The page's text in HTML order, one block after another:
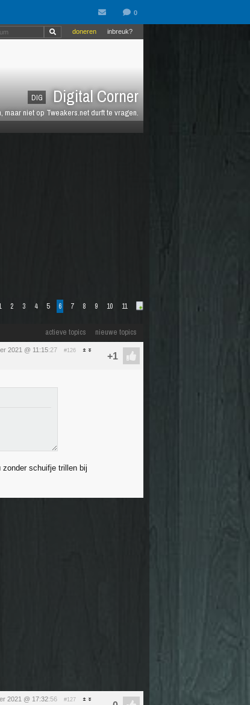
DIG Digital Corner
niet op Tweakers.net durft te vragen.
inbreuk?
doneren
2 3 4 5 6 7 8 9 10 11
actieve topics nieuwe topics
2021 @ 11:15:27 #126
schuifje trillen bij
2021 @ 17:32:56 #127